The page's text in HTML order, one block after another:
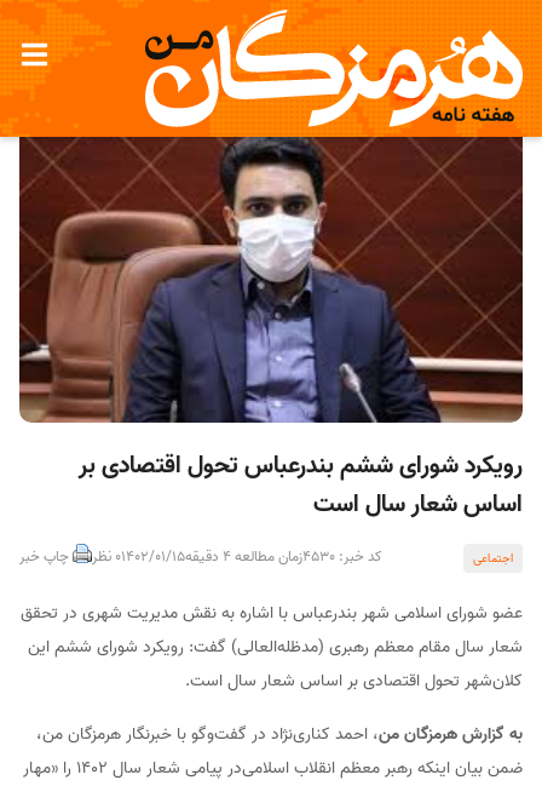
رویکرد شورای ششم بندرعباس تحول اقتصادی بر
اساس شعار سال است
اجتماعی کد خبر: 4530 زمان مطالعه 4 دقیقه 1402/01/150 نظر چاپ خبر
عضو شورای اسلامی شهر بندرعباس با اشاره به نقش مدیریت شهری در تحقق
شعار سال مقام معظم رهبری (مدظله‌العالی) گفت: رویکرد شورای ششم این
کلان‌شهر تحول اقتصادی بر اساس شعار سال است.
به گزارش هرمزگان من، احمد کناری‌نژاد در گفت‌وگو با خبرنگار هرمزگان من،
ضمن بیان اینکه رهبر معظم انقلاب اسلامی‌در پیامی شعار سال ۱۴۰۲ را «مهار